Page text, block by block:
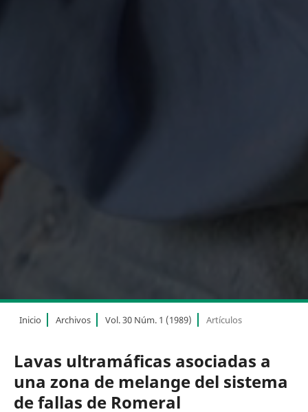
Inicio Archivos Vol. 30 Núm. 1 (1989) Artículos
Lavas ultramáficas asociadas a
una zona de melange del sistema
de fallas de Romeral